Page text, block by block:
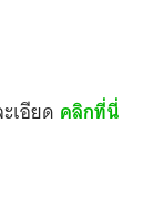
เอียด คลิกที่นี่